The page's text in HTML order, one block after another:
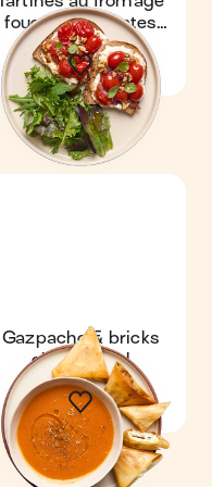
fouetté & tomates
confites
Gazpacho & bricks
chèvre miel